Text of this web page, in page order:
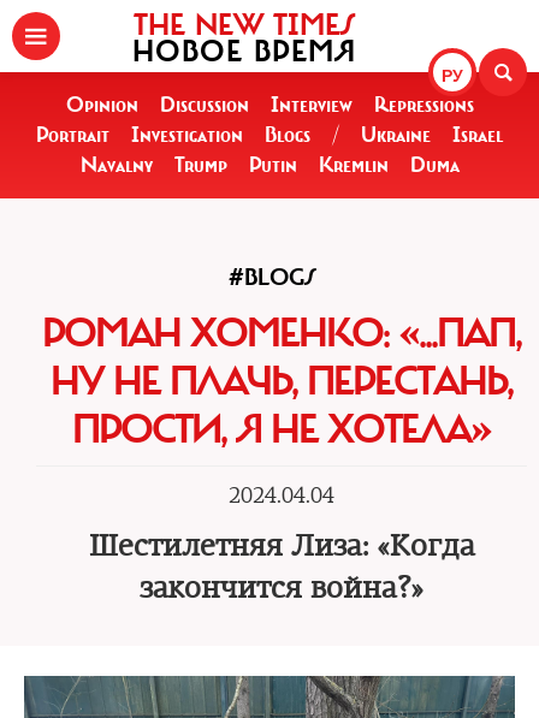
РУ
THE NEW TIMES
НОВОЕ ВРЕМЯ
Opinion Discussion Interview
Repressions
Portrait
Investigation Blogs / Ukraine
Israel
Navalny
Trump Putin Kremlin Duma
#BLOGS
РОМАН ХОМЕНКО: «...ПАП,
НУ НЕ ПЛАЧЬ, ПЕРЕСТАНЬ,
ПРОСТИ, Я НЕ ХОТЕЛА»
2024.04.04
Шестилетняя Лиза: «Когда
закончится война?»